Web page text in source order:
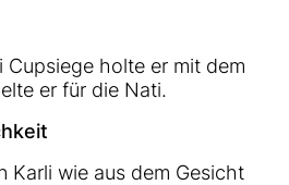
Cupsiege holte er mit dem
er für die Nati.
Karli wie aus dem Gesicht